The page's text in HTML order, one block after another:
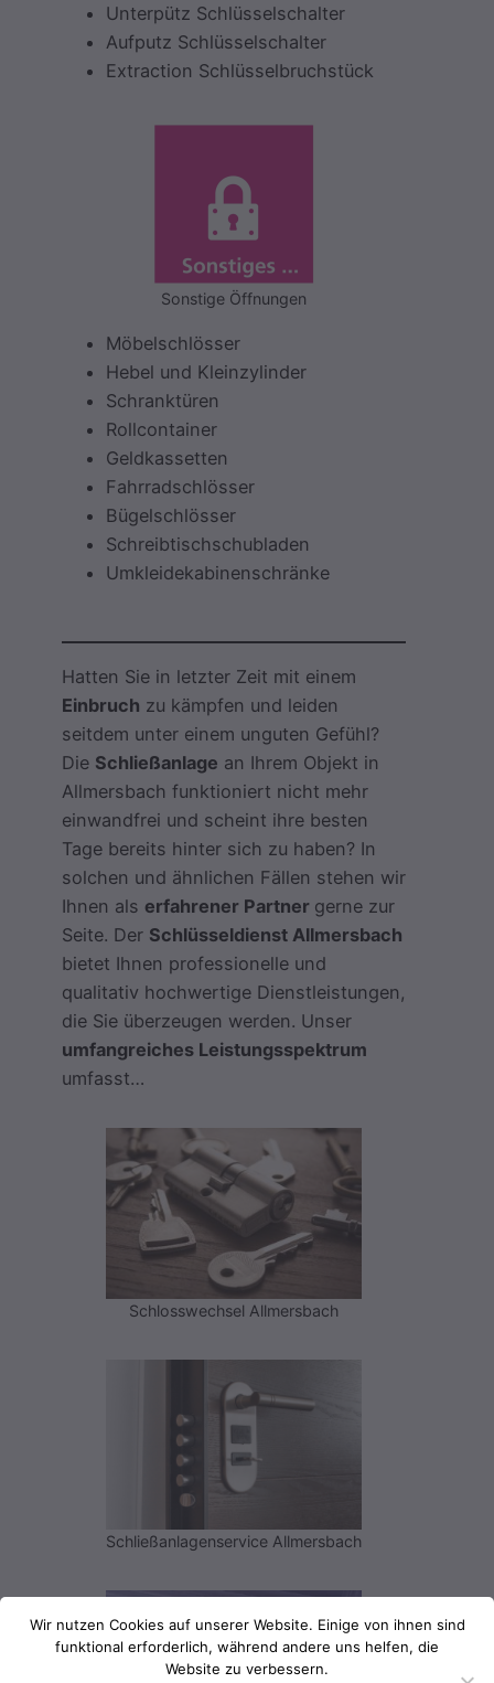
Unterpütz Schlüsselschalter
Aufputz Schlüsselschalter
Extraction Schlüsselbruchstück
Sonstige Öffnungen
Möbelschlösser
Hebel und Kleinzylinder
Schranktüren
Rollcontainer
Geldkassetten
Fahrradschlösser
Bügelschlösser
Schreibtischschubladen
Umkleidekabinenschränke
Hatten Sie in letzter Zeit mit einem
Einbruch zu kämpfen und leiden
seitdem unter einem unguten Gefühl?
Die Schließanlage an Ihrem Objekt in
Allmersbach funktioniert nicht mehr
einwandfrei und scheint ihre besten
Tage bereits hinter sich zu haben? In
solchen und ähnlichen Fällen stehen wir
Ihnen als erfahrener Partner gerne zur
Seite. Der Schlüsseldienst Allmersbach
bietet Ihnen professionelle und
qualitativ hochwertige Dienstleistungen,
die Sie überzeugen werden. Unser
umfangreiches Leistungsspektrum
umfasst…
Schlosswechsel Allmersbach
Schließanlagenservice Allmersbach
Wir nutzen Cookies auf unserer Website. Einige von ihnen sind
funktional erforderlich, während andere uns helfen, die
Website zu verbessern.